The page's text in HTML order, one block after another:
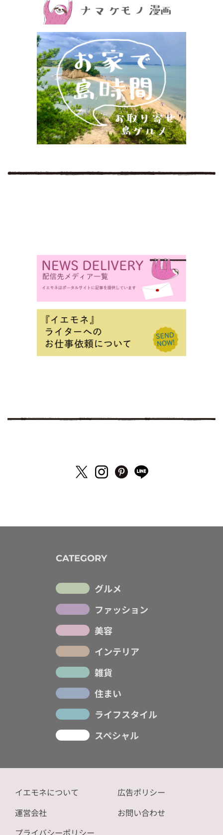
CATEGORY
グルメ
ファッション
美容
インテリア
雑貨
住まい
ライフスタイル
スペシャル
イエモネについて
運営会社
プライバシーポリシー
広告ポリシー
お問い合わせ